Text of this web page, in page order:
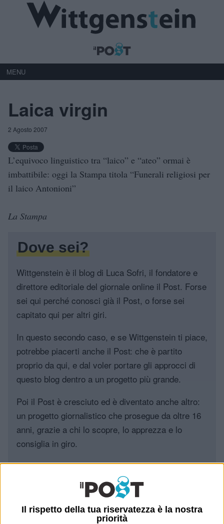
Il rispetto della tua riservatezza è la nostra
priorità
MENU
Laica virgin
2 Agosto 2007
L’equivoco linguistico tra “laico” e “ateo” ormai è
imbattibile: oggi la Stampa titola “Funerali religiosi per
il laico Antonioni”
La Stampa
Dove sei?
Wittgenstein è il blog di Luca Sofri, il fondatore e
direttore editoriale del giornale online il Post. Forse
sei qui perché conosci già il Post, o forse sei
capitato qui per altri giri.
In questo secondo caso, e se Wittgenstein ti piace,
potrebbe piacerti anche il Post: che è partito
proprio da qui, e dal voler portare gli approcci di
questo blog dentro a un progetto più grande.
Poi il Post è cresciuto ed è diventato anche altro:
un progetto giornalistico che prosegue da oltre 16
anni, grazie a chi lo scopre, lo apprezza e lo
consiglia in giro.
Leggi il Post, magari ti piace
Luca Sofri Wittgenstein